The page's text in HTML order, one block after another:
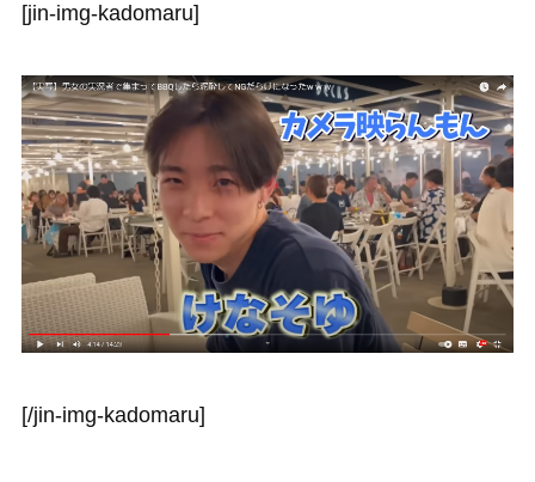
[jin-img-kadomaru]
[/jin-img-kadomaru]